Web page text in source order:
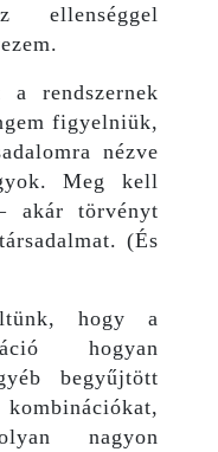
rendszernek
figyelniük,
nézve
Meg kell
akár törvényt
(És
hogy a
hogyan
begyűjtött
nagyon